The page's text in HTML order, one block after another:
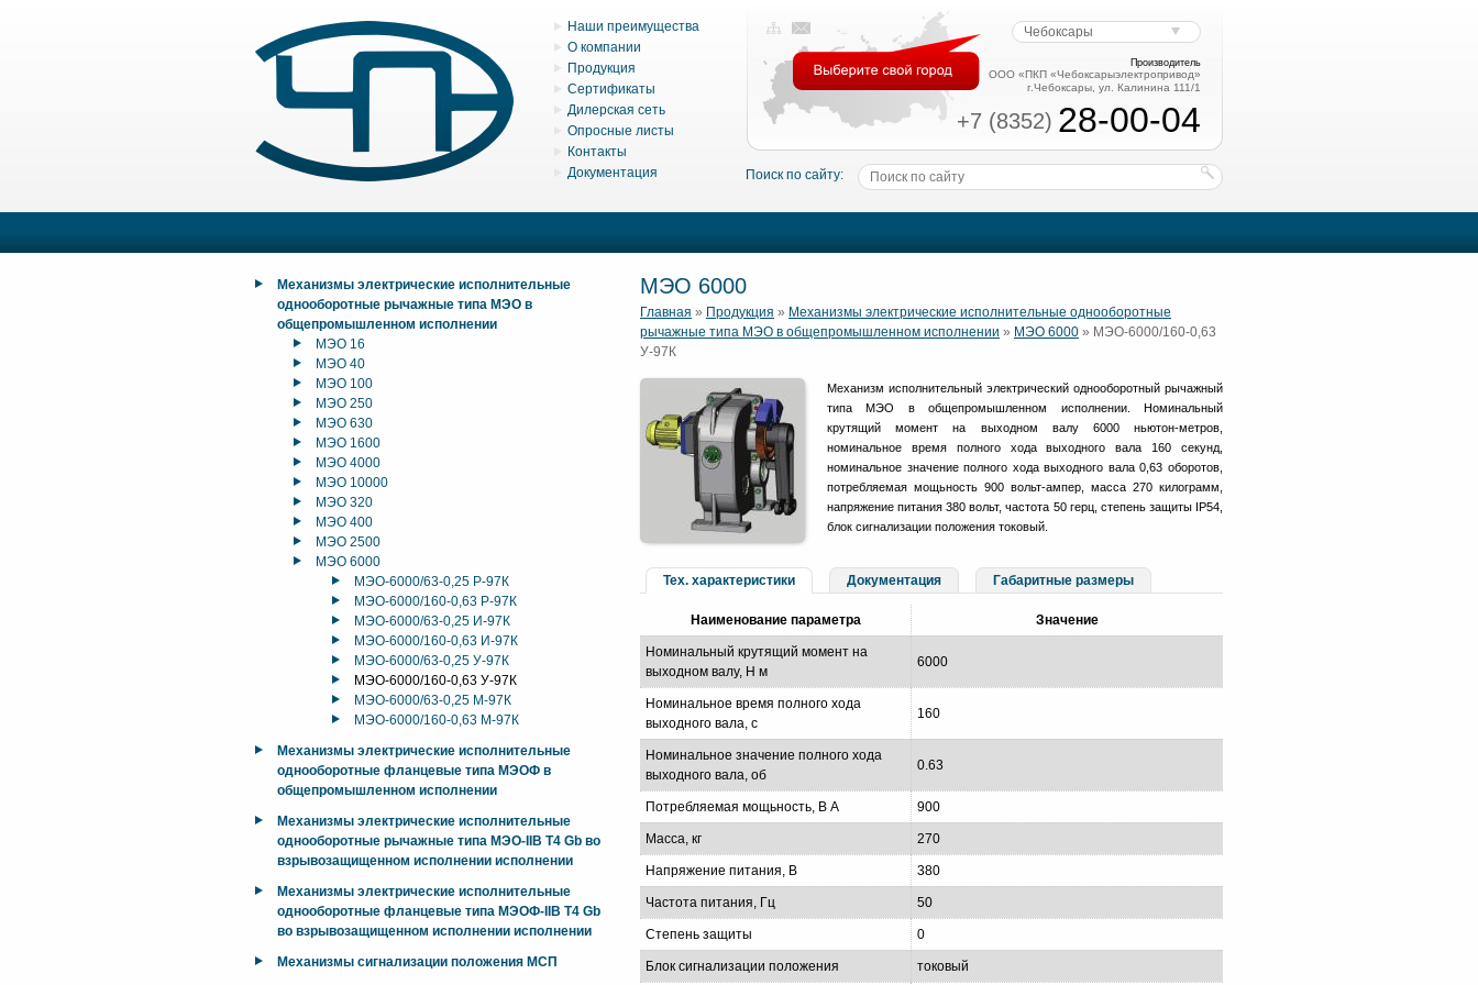
Наши преимущества
О компании
Продукция
Сертификаты
Дилерская сеть
Опросные листы
Контакты
Документация
Поиск по сайту:
Чебоксары
Производитель
ООО «ПКП «Чебоксарыэлектропривод»
г.Чебоксары, ул. Калинина 111/1
+7 (8352) 28-00-04
Механизмы электрические исполнительные
однооборотные рычажные типа МЭО в
общепромышленном исполнении
МЭО 16
МЭО 40
МЭО 100
МЭО 250
МЭО 630
МЭО 1600
МЭО 4000
МЭО 10000
МЭО 320
МЭО 400
МЭО 2500
МЭО 6000
МЭО-6000/63-0,25 Р-97К
МЭО-6000/160-0,63 Р-97К
МЭО-6000/63-0,25 И-97К
МЭО-6000/160-0,63 И-97К
МЭО-6000/63-0,25 У-97К
МЭО-6000/160-0,63 У-97К
МЭО-6000/63-0,25 М-97К
МЭО-6000/160-0,63 М-97К
Механизмы электрические исполнительные
однооборотные фланцевые типа МЭОФ в
общепромышленном исполнении
Механизмы электрические исполнительные
однооборотные рычажные типа МЭО-IIB T4 Gb во
взрывозащищенном исполнении исполнении
Механизмы электрические исполнительные
однооборотные фланцевые типа МЭОФ-IIB T4 Gb
во взрывозащищенном исполнении исполнении
Механизмы сигнализации положения МСП
МЭО 6000
Главная » Продукция » Механизмы электрические исполнительные однооборотные
рычажные типа МЭО в общепромышленном исполнении » МЭО 6000 » МЭО-6000/160-0,63
У-97К
Механизм исполнительный электрический однооборотный рычажный
типа МЭО в общепромышленном исполнении. Номинальный
крутящий момент на выходном валу 6000 ньютон-метров,
номинальное время полного хода выходного вала 160 секунд,
номинальное значение полного хода выходного вала 0,63 оборотов,
потребляемая мощьность 900 вольт-ампер, масса 270 килограмм,
напряжение питания 380 вольт, частота 50 герц, степень защиты IP54,
блок сигнализации положения токовый.
Тех. характеристики Документация Габаритные размеры
Наименование параметра Значение
Номинальный крутящий момент на
выходном валу, Н м
6000
Номинальное время полного хода
выходного вала, с
160
Номинальное значение полного хода
выходного вала, об
0.63
Потребляемая мощьность, В А 900
Масса, кг 270
Напряжение питания, В 380
Частота питания, Гц 50
Степень защиты 0
Блок сигнализации положения токовый